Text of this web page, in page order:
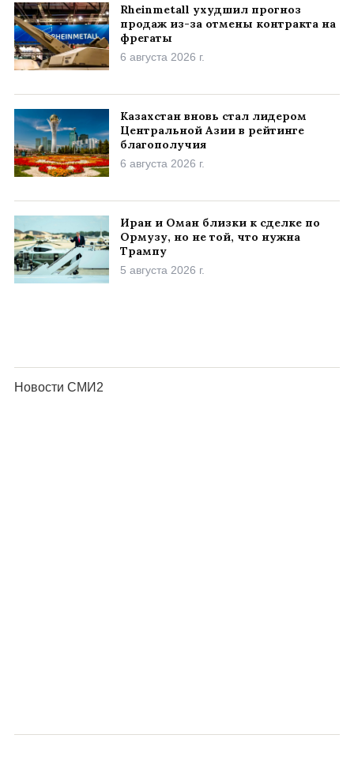
Rheinmetall ухудшил прогноз
продаж из-за отмены контракта на
фрегаты
6 августа 2026 г.
Казахстан вновь стал лидером
Центральной Азии в рейтинге
благополучия
6 августа 2026 г.
Иран и Оман близки к сделке по
Ормузу, но не той, что нужна
Трампу
5 августа 2026 г.